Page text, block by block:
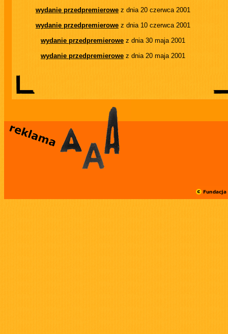
wydanie przedpremierowe z dnia 20 czerwca 2001
wydanie przedpremierowe z dnia 10 czerwca 2001
wydanie przedpremierowe z dnia 30 maja 2001
wydanie przedpremierowe z dnia 20 maja 2001